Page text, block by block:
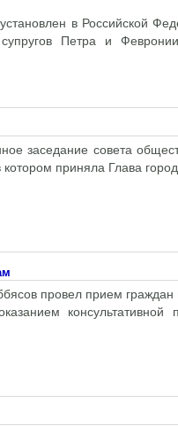
в Российской
Петра и
совета
приняла Глава
провел прием